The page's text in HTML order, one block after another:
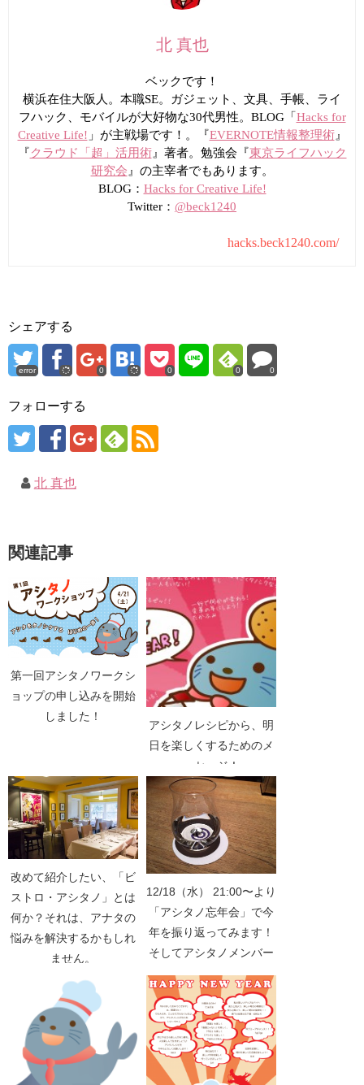
北 真也
ベックです！
横浜在住大阪人。本職SE。ガジェット、文具、手帳、ライ
フハック、モバイルが大好物な30代男性。BLOG「 Hacks for
Creative Life! 」が主戦場です！。『EVERNOTE情報整理術』
『クラウド「超」活用術』著者。勉強会『東京ライフハック
研究会』の主宰者でもあります。
BLOG： Hacks for Creative Life!
Twitter： @beck1240
hacks.beck1240.com/
シェアする
error 0 0 0 0
フォローする
北 真也
関連記事
第一回アシタノワークシ
ョップの申し込みを開始
しました！
アシタノレシピから、明
日を楽しくするためのメ
ッセージ！
改めて紹介したい、「ビ
ストロ・アシタノ」とは
何か？それは、アナタの
悩みを解決するかもしれ
ません。
12/18（水） 21:00〜より
「アシタノ忘年会」で今
年を振り返ってみます！
そしてアシタノメンバー
の「アシタノホウフ」と
は？